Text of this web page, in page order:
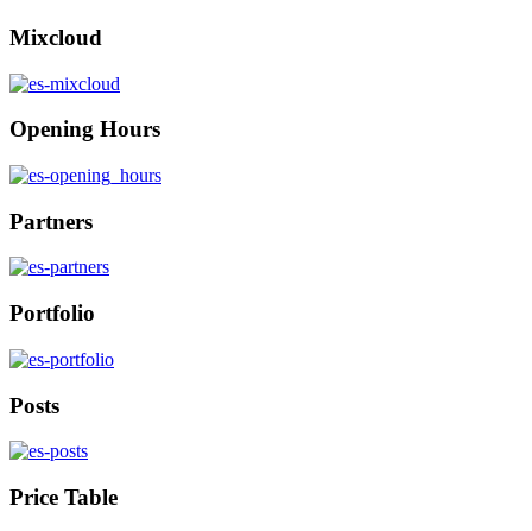
Mixcloud
Opening Hours
Partners
Portfolio
Posts
Price Table